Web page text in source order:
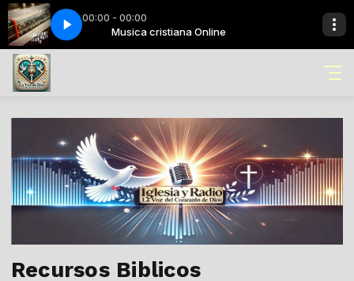
00:00 - 00:00
Musica cristiana Online
Escogido Fui de Dios
Recursos Biblicos